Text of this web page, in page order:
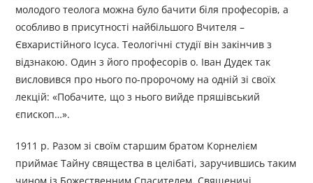
молодого теолога можна було бачити біля професорів, а
особливо в присутності найбільшого Вчителя –
Євхаристійного Ісуса. Теологічні студії він закінчив з
відзнакою. Один з його професорів о. Іван Дудек так
висловився про нього по-пророчому на одній зі своїх
лекцій: «Побачите, що з нього вийде пряшівський
єпископ…».
1911 р. Разом зі своїм старшим братом Корнелієм
приймає Тайну свящества в целібаті, заручившись таким